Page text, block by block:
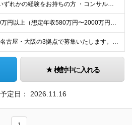
■下記いずれかの経験をお持ちの方 ・コンサルティング業界における、生産/PLM関連の業務コンサルティングもしくはITコンサルティング経験 ・IT業界における、生産・PLM関連システムの業務要件定義、業
月給40万円以上（想定年収580万円〜2000万円） ※経験・能力を考慮の上、当社規定により決定します。 ※賞与年2回支給 ※試用期間：原則6ヶ月（試用期間中の労働条件は本採用時と同様） ※残業代は全
東京・名古屋・大阪の3拠点で募集いたします。 ‐東京：東京都中央区八重洲二丁目2番1号 東京ミッドタウン八重洲 八重洲セントラルタワー15階 ‐大阪：大阪府大阪市北区大深町4-20 グランフロント大
検討中に入れる
定日： 2026.11.16